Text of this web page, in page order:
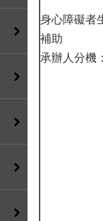
身心障礙者
補助
承辦人分機